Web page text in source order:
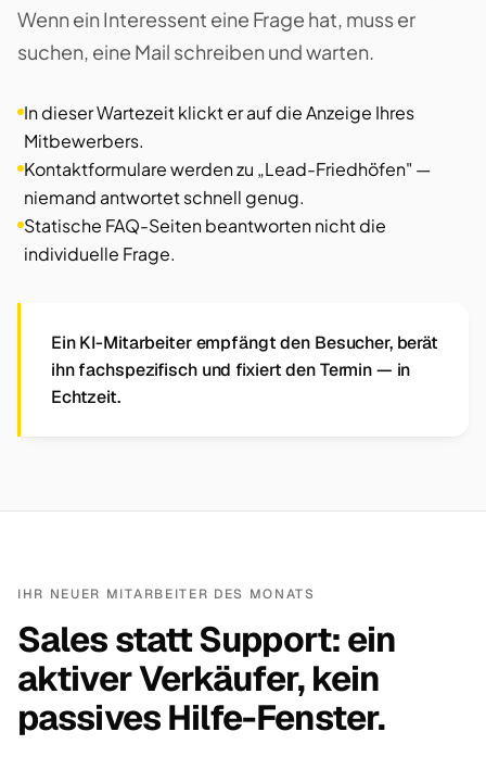
Wenn ein Interessent eine Frage hat, muss er
suchen, eine Mail schreiben und warten.
In dieser Wartezeit klickt er auf die Anzeige Ihres
Mitbewerbers.
Kontaktformulare werden zu „Lead-Friedhöfen" —
niemand antwortet schnell genug.
Statische FAQ-Seiten beantworten nicht die
individuelle Frage.
Ein KI-Mitarbeiter empfängt den Besucher, berät
ihn fachspezifisch und fixiert den Termin — in
Echtzeit.
IHR NEUER MITARBEITER DES MONATS
Sales statt Support: ein
aktiver Verkäufer, kein
passives Hilfe-Fenster.